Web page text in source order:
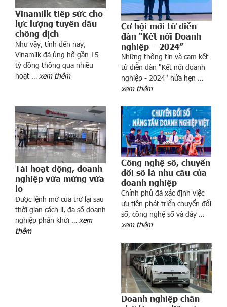
Vinamilk tiếp sức cho
lực lượng tuyến đầu
chống dịch
Như vậy, tính đến nay,
Vinamilk đã ủng hộ gần 15
tỷ đồng thông qua nhiều
hoạt … xem thêm
Cơ hội mới từ diễn
đàn “Kết nối Doanh
nghiệp – 2024”
Những thông tin và cam kết
từ diễn đàn "Kết nối doanh
nghiệp - 2024" hứa hẹn …
xem thêm
Tái hoạt động, doanh
nghiệp vừa mừng vừa
lo
Được lệnh mở cửa trở lại sau
thời gian cách li, đa số doanh
nghiệp phấn khởi … xem
thêm
Công nghệ số, chuyển
đổi số là nhu cầu của
doanh nghiệp
Chính phủ đã xác định việc
ưu tiên phát triển chuyển đổi
số, công nghệ số và đây …
xem thêm
Doanh nghiệp chần